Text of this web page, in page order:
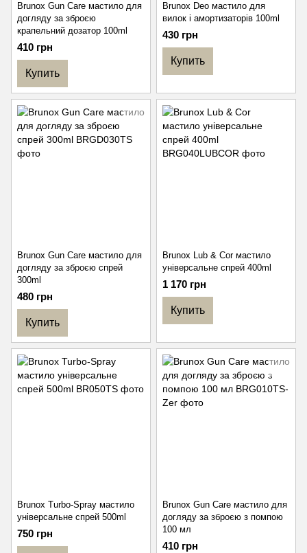
Brunox Gun Care мастило для
догляду за зброєю
крапельний дозатор 100ml
410 грн
Купить
Brunox Deo мастило для
вилок і амортизаторів 100ml
430 грн
Купить
Brunox Gun Care мастило для
догляду за зброєю спрей
300ml
480 грн
Купить
Brunox Lub & Cor мастило
універсальне спрей 400ml
1 170 грн
Купить
Brunox Turbo-Spray мастило
універсальне спрей 500ml
750 грн
Brunox Gun Care мастило для
догляду за зброєю з помпою
100 мл
410 грн